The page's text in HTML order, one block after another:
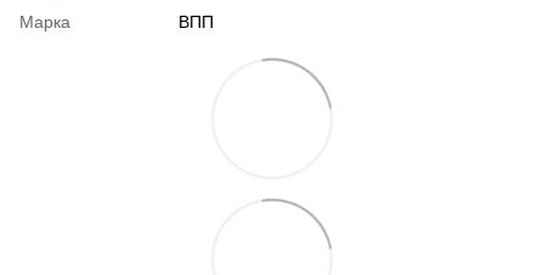
Марка ВПП